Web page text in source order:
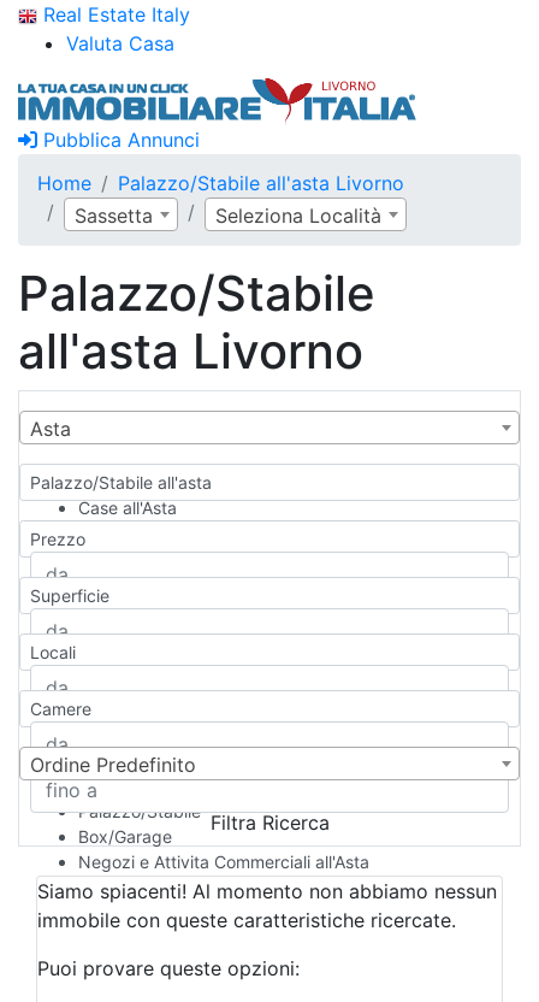
Real Estate Italy
Valuta Casa
Pubblica Annunci
Home
Palazzo/Stabile all'asta Livorno
Sassetta
Seleziona Località
Palazzo/Stabile
all'asta Livorno
Asta
Palazzo/Stabile all'asta
Case all'Asta
Qualsiasi
Appartamento
Casa indipendente
Casa Semi-indipendente
Attico/Mansarda
Rustico/Casale
Camera d'Albergo
Multiproprietà
Palazzo/Stabile
Box/Garage
Negozi e Attivita Commerciali all'Asta
Qualsiasi
Attività/Licenza Commerciale
Azienda Agricola
Bar/Ristorante
Prezzo
Superficie
Locali
Camere
Ordine Predefinito
Filtra Ricerca
Siamo spiacenti! Al momento non abbiamo nessun
immobile con queste caratteristiche ricercate.
Puoi provare queste opzioni: